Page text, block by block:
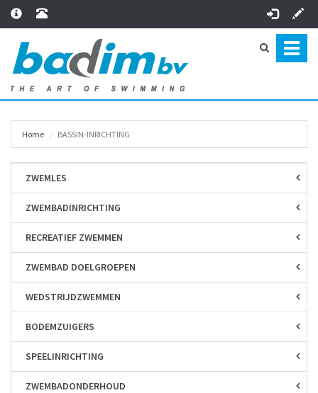
Home BASSIN-INRICHTING
ZWEMLES
ZWEMBAD­INRICHTING
RECREATIEF ZWEMMEN
ZWEMBAD DOELGROEPEN
WEDSTRIJD­ZWEMMEN
BODEM­ZUIGERS
SPEEL­INRICHTING
ZWEMBAD­ONDERHOUD